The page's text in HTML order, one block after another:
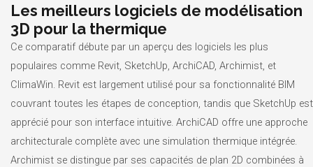
Les meilleurs logiciels de modélisation
3D pour la thermique
Ce comparatif débute par un aperçu des logiciels les plus
populaires comme Revit, SketchUp, ArchiCAD, Archimist, et
ClimaWin. Revit est largement utilisé pour sa fonctionnalité BIM
couvrant toutes les étapes de conception, tandis que SketchUp est
apprécié pour son interface intuitive. ArchiCAD offre une approche
architecturale complète avec une simulation thermique intégrée.
Archimist se distingue par ses capacités de plan 2D combinées à